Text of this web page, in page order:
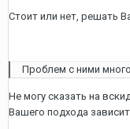
Стоит или нет, решать
Проблем с ними
Не могу сказать на
Вашего подхода